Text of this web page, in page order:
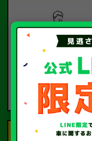
ご依頼
お電話または査定フォー
ご依頼ください。
Step.3